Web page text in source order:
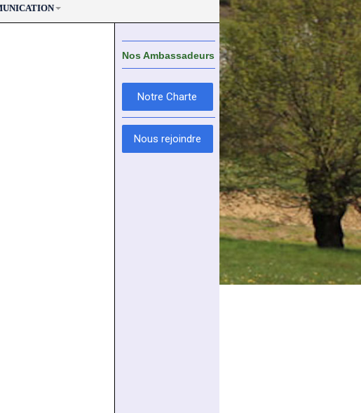
Nos Ambassadeurs
Notre Charte
Nous rejoindre